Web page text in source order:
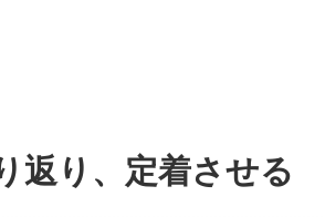
返り、定着させる